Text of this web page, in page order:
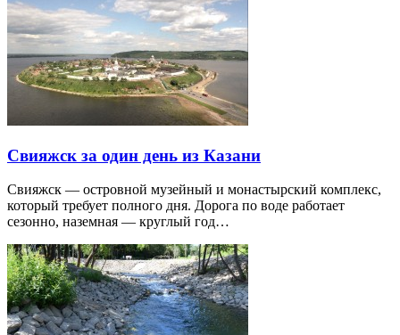
Свияжск за один день из Казани
Свияжск — островной музейный и монастырский комплекс,
который требует полного дня. Дорога по воде работает
сезонно, наземная — круглый год…